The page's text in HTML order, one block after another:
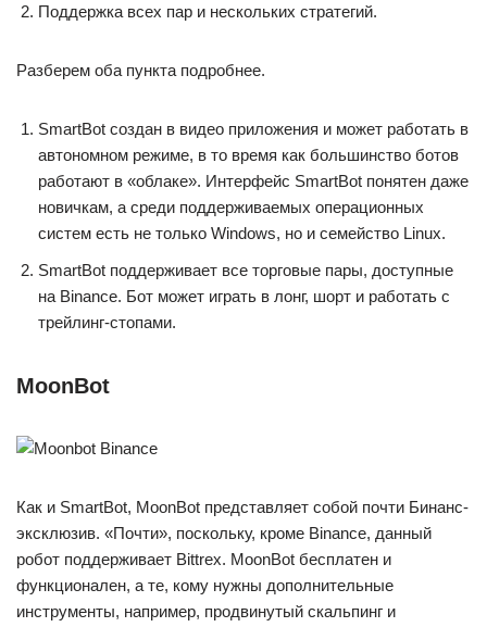
Поддержка всех пар и нескольких стратегий.
Разберем оба пункта подробнее.
SmartBot создан в видео приложения и может работать в
автономном режиме, в то время как большинство ботов
работают в «облаке». Интерфейс SmartBot понятен даже
новичкам, а среди поддерживаемых операционных
систем есть не только Windows, но и семейство Linux.
SmartBot поддерживает все торговые пары, доступные
на Binance. Бот может играть в лонг, шорт и работать с
трейлинг-стопами.
MoonBot
Как и SmartBot, MoonBot представляет собой почти Бинанс-
эксклюзив. «Почти», поскольку, кроме Binance, данный
робот поддерживает Bittrex. MoonBot бесплатен и
функционален, а те, кому нужны дополнительные
инструменты, например, продвинутый скальпинг и